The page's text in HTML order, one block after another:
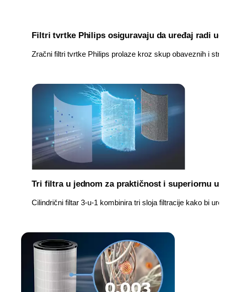
Filtri tvrtke Philips osiguravaju da uređaj radi
Zračni filtri tvrtke Philips prolaze kroz skup obaveznih i
Tri filtra u jednom za praktičnost i superiornu
Cilindrični filtar 3-u-1 kombinira tri sloja filtracije kako bi